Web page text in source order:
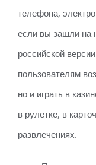
телефона,
если вы зашли на
российской
пользователям
но и играть в
в рулетке, в
развлечениях.